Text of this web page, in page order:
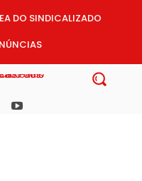
DO SINDICALIZADO